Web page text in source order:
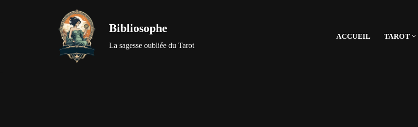
Bibliosophe
La sagesse oubliée du Tarot
ACCUEIL TAROT